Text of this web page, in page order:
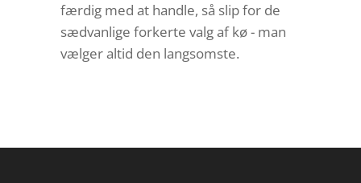
færdig med at handle, så slip for de
sædvanlige forkerte valg af kø - man
vælger altid den langsomste.